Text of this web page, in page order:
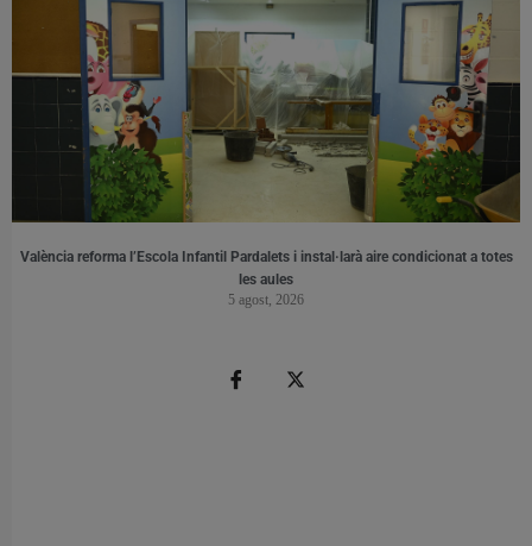
València reforma l’Escola Infantil Pardalets i instal·larà aire condicionat a totes
les aules
5 agost, 2026